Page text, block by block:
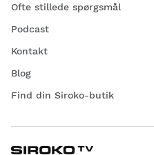
Ofte stillede spørgsmål
Podcast
Kontakt
Blog
Find din Siroko-butik